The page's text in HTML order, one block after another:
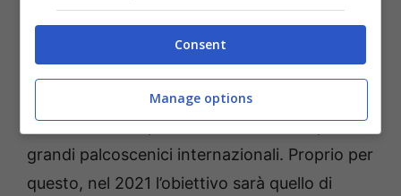
massime competizioni dei titoli in cui
compete: in passato, infatti, l’azienda ha
presenziato aimondiali di FIFA, MotoGP,
StarCraft II e Tennis World Tour
la società è sempre riuscita a calcare i più
grandi palcoscenici internazionali. Proprio per
questo, nel 2021 l’obiettivo sarà quello di
Consent
Manage options